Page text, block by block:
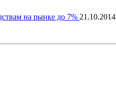
на рынке до 7% 21.10.2014